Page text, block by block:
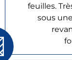
feuilles.
sous